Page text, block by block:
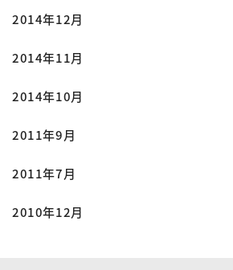
2014年12月
2014年11月
2014年10月
2011年9月
2011年7月
2010年12月